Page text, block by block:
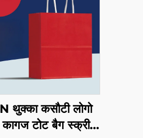
थुक्का कसौटी लोगो
कागज टोट बैग स्क्रीन